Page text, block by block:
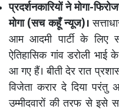
प्रदर्शनकारियों ने मोगा-
मोगा (सच कहूँ न्यूज)।
आम आदमी पार्टी के
ऐतिहासिक गांव डरोली
आ गए हैं। बीती देर रात
विजेता करार दे दिया
उम्मीदवारों की तरफ से इसे